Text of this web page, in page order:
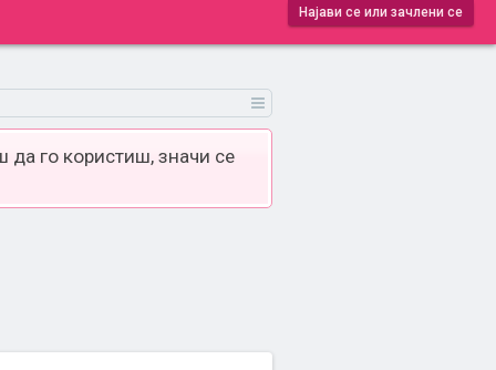
Најави се или зачлени се
да го користиш, значи се